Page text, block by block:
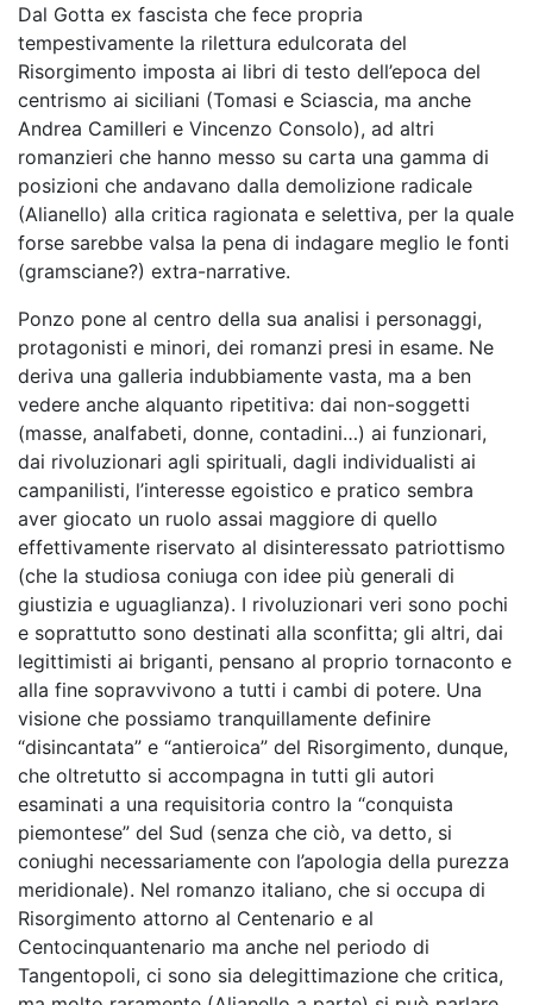
Dal Gotta ex fascista che fece propria
tempestivamente la rilettura edulcorata del
Risorgimento imposta ai libri di testo dell’epoca del
centrismo ai siciliani (Tomasi e Sciascia, ma anche
Andrea Camilleri e Vincenzo Consolo), ad altri
romanzieri che hanno messo su carta una gamma di
posizioni che andavano dalla demolizione radicale
(Alianello) alla critica ragionata e selettiva, per la quale
forse sarebbe valsa la pena di indagare meglio le fonti
(gramsciane?) extra-narrative.
Ponzo pone al centro della sua analisi i personaggi,
protagonisti e minori, dei romanzi presi in esame. Ne
deriva una galleria indubbiamente vasta, ma a ben
vedere anche alquanto ripetitiva: dai non-soggetti
(masse, analfabeti, donne, contadini…) ai funzionari,
dai rivoluzionari agli spirituali, dagli individualisti ai
campanilisti, l’interesse egoistico e pratico sembra
aver giocato un ruolo assai maggiore di quello
effettivamente riservato al disinteressato patriottismo
(che la studiosa coniuga con idee più generali di
giustizia e uguaglianza). I rivoluzionari veri sono pochi
e soprattutto sono destinati alla sconfitta; gli altri, dai
legittimisti ai briganti, pensano al proprio tornaconto e
alla fine sopravvivono a tutti i cambi di potere. Una
visione che possiamo tranquillamente definire
“disincantata” e “antieroica” del Risorgimento, dunque,
che oltretutto si accompagna in tutti gli autori
esaminati a una requisitoria contro la “conquista
piemontese” del Sud (senza che ciò, va detto, si
coniughi necessariamente con l’apologia della purezza
meridionale). Nel romanzo italiano, che si occupa di
Risorgimento attorno al Centenario e al
Centocinquantenario ma anche nel periodo di
Tangentopoli, ci sono sia delegittimazione che critica,